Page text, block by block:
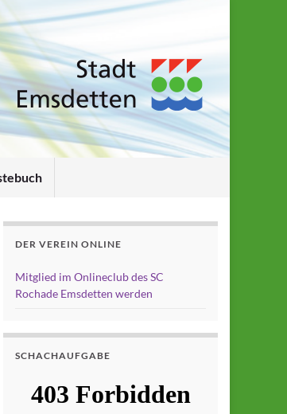
DER VEREIN ONLINE
Mitglied im Onlineclub des SC
Rochade Emsdetten werden
SCHACHAUFGABE